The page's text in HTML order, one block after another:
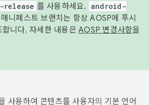
를 사용하세요.
android-
매니페스트 브랜치는 항상 AOSP에 푸시
니다. 자세한 내용은 AOSP 변경사항을
사용하여 콘텐츠를 사용자의 기본 언어